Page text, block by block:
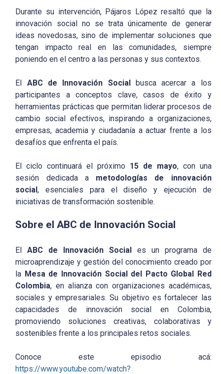
Durante su intervención, Pájaros López resaltó que la
innovación social no se trata únicamente de generar
ideas novedosas, sino de implementar soluciones que
tengan impacto real en las comunidades, siempre
poniendo en el centro a las personas y sus contextos.
El ABC de Innovación Socialbusca acercar a los
participantes a conceptos clave, casos de éxito y
herramientas prácticas que permitan liderar procesos de
cambio social efectivos, inspirando a organizaciones,
empresas, academia y ciudadanía a actuar frente a los
desafíos que enfrenta el país.
El ciclo continuará el próximo 15 de mayo, con una
sesión dedicada a metodologías de innovación
social, esenciales para el diseño y ejecución de
iniciativas de transformación sostenible.
Sobre el ABC de Innovación Social
ElABC de Innovación Social es un programa de
microaprendizaje y gestión del conocimiento creado por
la Mesa de Innovación Social del Pacto Global Red
Colombia, en alianza con organizaciones académicas,
sociales y empresariales. Su objetivo es fortalecer las
capacidades de innovación social en Colombia,
promoviendo soluciones creativas, colaborativas y
sostenibles frente a los principales retos sociales.
Conoce este episodio acá:
https://www.youtube.com/watch?